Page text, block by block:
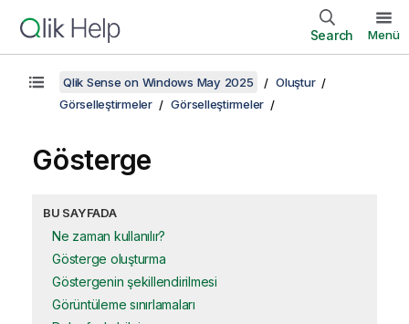
Search Menü
Qlik Sense on Windows May 2025
Oluştur
Görselleştirmeler
Görselleştirmeler
Gösterge
BU SAYFADA
Ne zaman kullanılır?
Gösterge oluşturma
Göstergenin şekillendirilmesi
Görüntüleme sınırlamaları